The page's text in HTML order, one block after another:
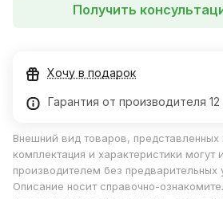
Получить
Хочу в подарок
Гарантия от производителя
Внешний вид товаров, представленных
комплектация и характеристики могут
производителем без предварительных
Описание носит справочно-